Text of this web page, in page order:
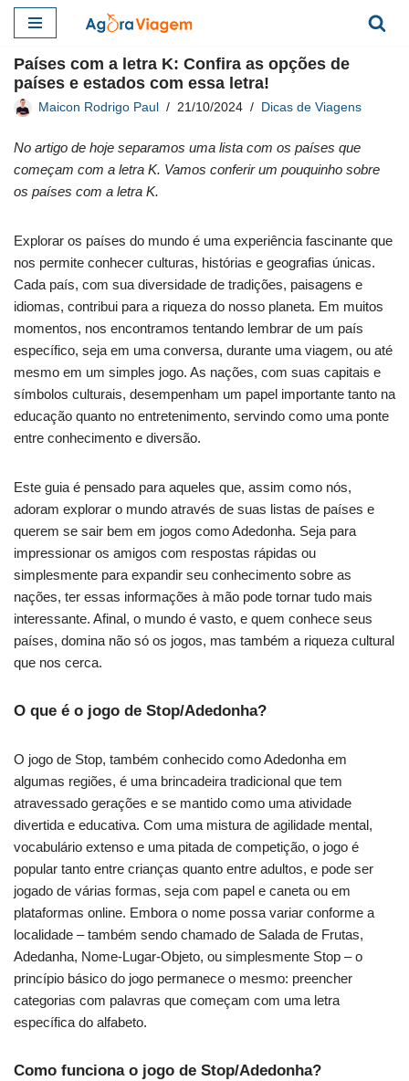
para
o
conteúdo
Países com a letra K: Confira as opções de
países e estados com essa letra!
Maicon Rodrigo Paul 21/10/2024 Dicas de Viagens
No artigo de hoje separamos uma lista com os países que
começam com a letra K. Vamos conferir um pouquinho sobre
os países com a letra K.
Explorar os países do mundo é uma experiência fascinante que
nos permite conhecer culturas, histórias e geografias únicas.
Cada país, com sua diversidade de tradições, paisagens e
idiomas, contribui para a riqueza do nosso planeta. Em muitos
momentos, nos encontramos tentando lembrar de um país
específico, seja em uma conversa, durante uma viagem, ou até
mesmo em um simples jogo. As nações, com suas capitais e
símbolos culturais, desempenham um papel importante tanto na
educação quanto no entretenimento, servindo como uma ponte
entre conhecimento e diversão.
Este guia é pensado para aqueles que, assim como nós,
adoram explorar o mundo através de suas listas de países e
querem se sair bem em jogos como Adedonha. Seja para
impressionar os amigos com respostas rápidas ou
simplesmente para expandir seu conhecimento sobre as
nações, ter essas informações à mão pode tornar tudo mais
interessante. Afinal, o mundo é vasto, e quem conhece seus
países, domina não só os jogos, mas também a riqueza cultural
que nos cerca.
O que é o jogo de Stop/Adedonha?
O jogo de Stop, também conhecido como Adedonha em
algumas regiões, é uma brincadeira tradicional que tem
atravessado gerações e se mantido como uma atividade
divertida e educativa. Com uma mistura de agilidade mental,
vocabulário extenso e uma pitada de competição, o jogo é
popular tanto entre crianças quanto entre adultos, e pode ser
jogado de várias formas, seja com papel e caneta ou em
plataformas online. Embora o nome possa variar conforme a
localidade – também sendo chamado de Salada de Frutas,
Adedanha, Nome-Lugar-Objeto, ou simplesmente Stop – o
princípio básico do jogo permanece o mesmo: preencher
categorias com palavras que começam com uma letra
específica do alfabeto.
Como funciona o jogo de Stop/Adedonha?